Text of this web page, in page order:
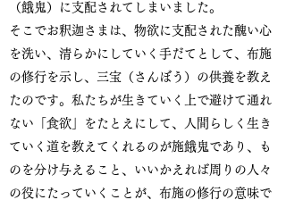
（餓鬼）に支配されてしまいました。
そこでお釈迦さまは、物欲に支配された醜い心
を洗い、清らかにしていく手だてとして、布施
の修行を示し、三宝（さんぼう）の供養を教え
たのです。私たちが生きていく上で避けて通れ
ない「食欲」をたとえにして、人間らしく生き
ていく道を教えてくれるのが施餓鬼であり、も
のを分け与えること、いいかえれば周りの人々
の役にたっていくことが、布施の修行の意味で